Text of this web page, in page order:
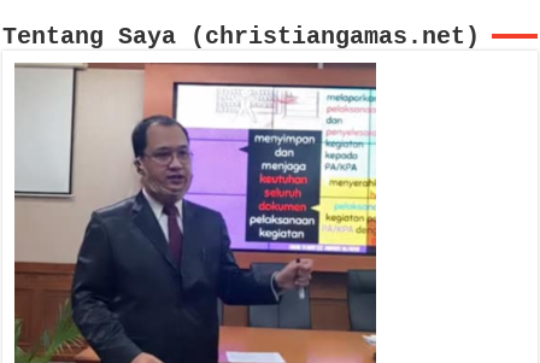
Tentang Saya (christiangamas.net)